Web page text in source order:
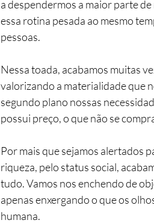
a despendermos a maior parte
essa rotina pesada ao mesmo
pessoas.
Nessa toada, acabamos muitas
valorizando a materialidade que
segundo plano nossas
possui preço, o que não se
Por mais que sejamos alertados
riqueza, pelo status social,
tudo. Vamos nos enchendo de
apenas enxergando o que os
humana.